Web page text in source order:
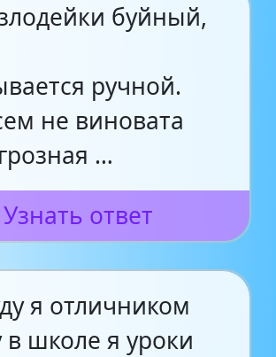
буйный,
ручной.
не виновата
…
Узнать ответ
я отличником
в школе я уроки